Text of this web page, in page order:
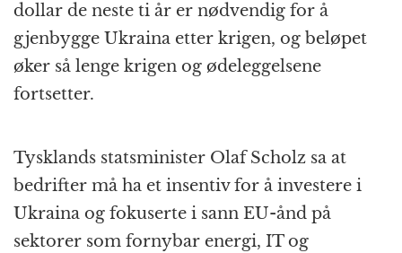
dollar de neste ti år er nødvendig for å
gjenbygge Ukraina etter krigen, og beløpet
øker så lenge krigen og ødeleggelsene
fortsetter.
Tysklands statsminister Olaf Scholz sa at
bedrifter må ha et insentiv for å investere i
Ukraina og fokuserte i sann EU-ånd på
sektorer som fornybar energi, IT og